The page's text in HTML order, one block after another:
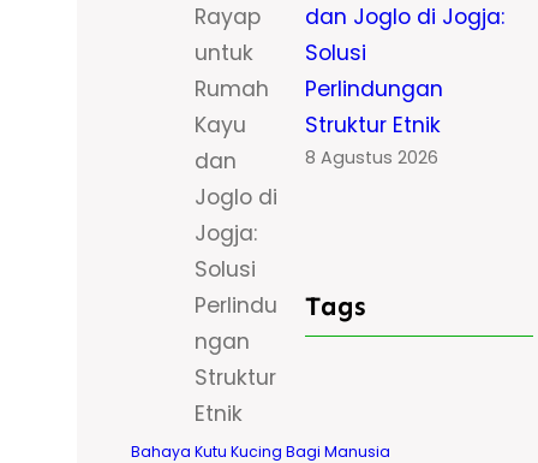
dan Joglo di Jogja:
Solusi
Perlindungan
Struktur Etnik
8 Agustus 2026
Tags
Bahaya Kutu Kucing Bagi Manusia